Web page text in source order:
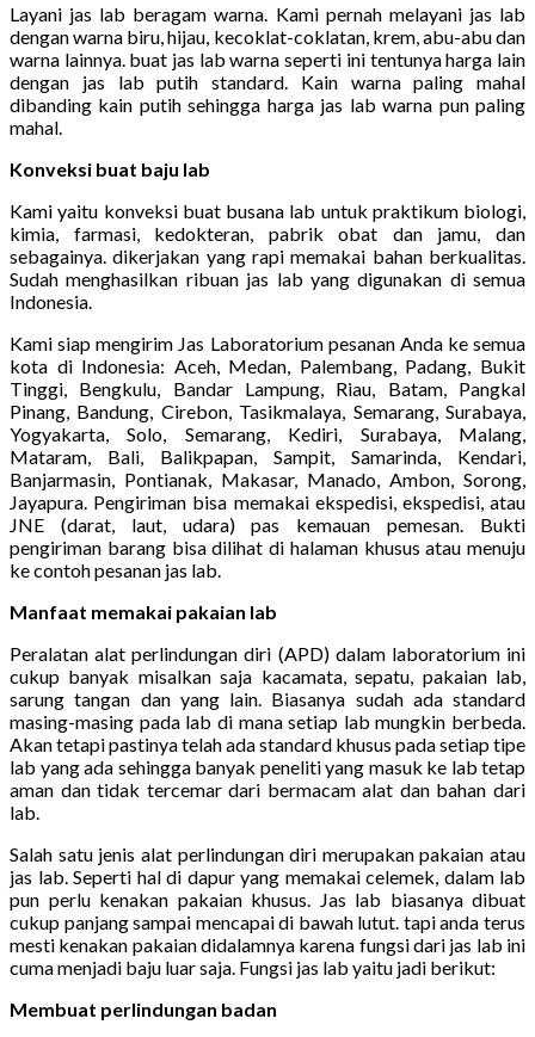
Layani jas lab beragam warna. Kami pernah melayani jas lab
dengan warna biru, hijau, kecoklat-coklatan, krem, abu-abu dan
warna lainnya. buat jas lab warna seperti ini tentunya harga lain
dengan jas lab putih standard. Kain warna paling mahal
dibanding kain putih sehingga harga jas lab warna pun paling
mahal.
Konveksi buat baju lab
Kami yaitu konveksi buat busana lab untuk praktikum biologi,
kimia, farmasi, kedokteran, pabrik obat dan jamu, dan
sebagainya. dikerjakan yang rapi memakai bahan berkualitas.
Sudah menghasilkan ribuan jas lab yang digunakan di semua
Indonesia.
Kami siap mengirim Jas Laboratorium pesanan Anda ke semua
kota di Indonesia: Aceh, Medan, Palembang, Padang, Bukit
Tinggi, Bengkulu, Bandar Lampung, Riau, Batam, Pangkal
Pinang, Bandung, Cirebon, Tasikmalaya, Semarang, Surabaya,
Yogyakarta, Solo, Semarang, Kediri, Surabaya, Malang,
Mataram, Bali, Balikpapan, Sampit, Samarinda, Kendari,
Banjarmasin, Pontianak, Makasar, Manado, Ambon, Sorong,
Jayapura. Pengiriman bisa memakai ekspedisi, ekspedisi, atau
JNE (darat, laut, udara) pas kemauan pemesan. Bukti
pengiriman barang bisa dilihat di halaman khusus atau menuju
ke contoh pesanan jas lab.
Manfaat memakai pakaian lab
Peralatan alat perlindungan diri (APD) dalam laboratorium ini
cukup banyak misalkan saja kacamata, sepatu, pakaian lab,
sarung tangan dan yang lain. Biasanya sudah ada standard
masing-masing pada lab di mana setiap lab mungkin berbeda.
Akan tetapi pastinya telah ada standard khusus pada setiap tipe
lab yang ada sehingga banyak peneliti yang masuk ke lab tetap
aman dan tidak tercemar dari bermacam alat dan bahan dari
lab.
Salah satu jenis alat perlindungan diri merupakan pakaian atau
jas lab. Seperti hal di dapur yang memakai celemek, dalam lab
pun perlu kenakan pakaian khusus. Jas lab biasanya dibuat
cukup panjang sampai mencapai di bawah lutut. tapi anda terus
mesti kenakan pakaian didalamnya karena fungsi dari jas lab ini
cuma menjadi baju luar saja. Fungsi jas lab yaitu jadi berikut:
Membuat perlindungan badan